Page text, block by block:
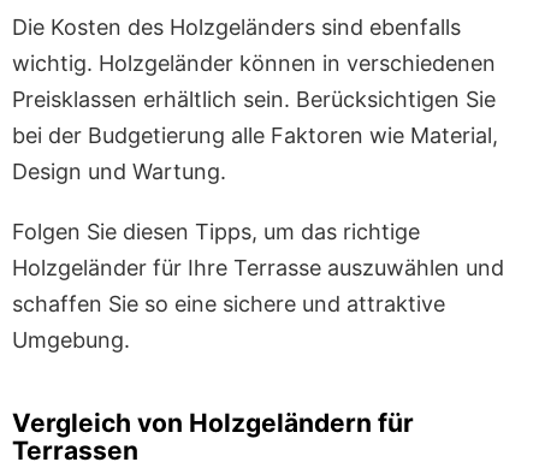
Die Kosten des Holzgeländers sind ebenfalls
wichtig. Holzgeländer können in verschiedenen
Preisklassen erhältlich sein. Berücksichtigen Sie
bei der Budgetierung alle Faktoren wie Material,
Design und Wartung.
Folgen Sie diesen Tipps, um das richtige
Holzgeländer für Ihre Terrasse auszuwählen und
schaffen Sie so eine sichere und attraktive
Umgebung.
Vergleich von Holzgeländern für
Terrassen